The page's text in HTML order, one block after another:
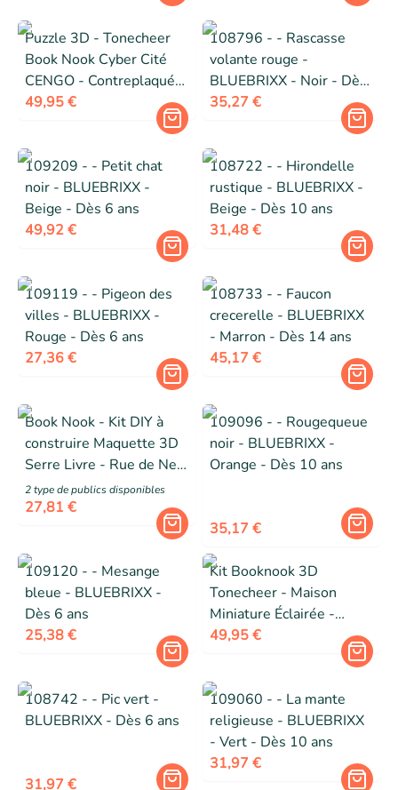
Puzzle 3D - Tonecheer
Book Nook Cyber Cité
CENGO - Contreplaqué
FSC - Éclairage LED
détecteur/tactile - 284
pièces
49,95 €
108796 - - Rascasse
volante rouge -
BLUEBRIXX - Noir - Dès
10 ans
35,27 €
109209 - - Petit chat
noir - BLUEBRIXX -
Beige - Dès 6 ans
49,92 €
108722 - - Hirondelle
rustique - BLUEBRIXX -
Beige - Dès 10 ans
31,48 €
109119 - - Pigeon des
villes - BLUEBRIXX -
Rouge - Dès 6 ans
27,36 €
108733 - - Faucon
crecerelle - BLUEBRIXX
- Marron - Dès 14 ans
45,17 €
Book Nook - Kit DIY à
construire Maquette 3D
Serre Livre - Rue de New
York Nookland - 22 x 14
x 14 cm
2type de publics disponibles
27,81 €
109096 - - Rougequeue
noir - BLUEBRIXX -
Orange - Dès 10 ans
35,17 €
109120 - - Mesange
bleue - BLUEBRIXX -
Dès 6 ans
25,38 €
Kit Booknook 3D
Tonecheer - Maison
Miniature Éclairée -
Modélisation DIY
49,95 €
108742 - - Pic vert -
BLUEBRIXX - Dès 6 ans
31,97 €
109060 - - La mante
religieuse - BLUEBRIXX
- Vert - Dès 10 ans
31,97 €